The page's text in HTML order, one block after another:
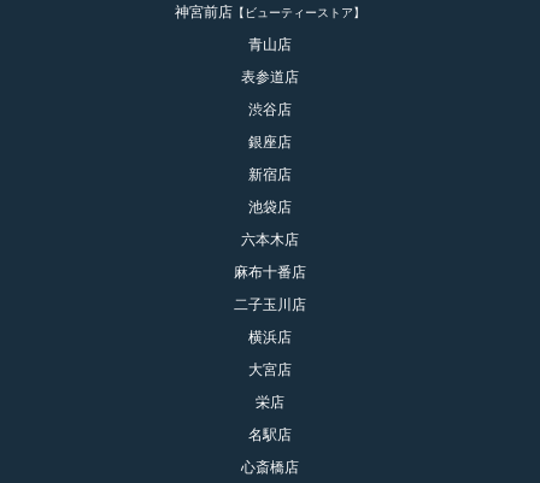
神宮前店 【ビューティーストア】
青山店
表参道店
渋谷店
銀座店
新宿店
池袋店
六本木店
麻布十番店
二子玉川店
横浜店
大宮店
栄店
名駅店
心斎橋店